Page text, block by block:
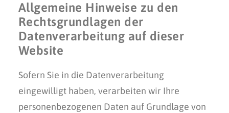
Allgemeine Hinweise zu den
Rechtsgrundlagen der
Datenverarbeitung auf dieser
Website
Sofern Sie in die Datenverarbeitung
eingewilligt haben, verarbeiten wir Ihre
personenbezogenen Daten auf Grundlage von